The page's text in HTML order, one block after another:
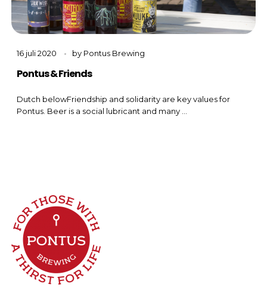
16 juli 2020 by Pontus Brewing
Pontus & Friends
Dutch belowFriendship and solidarity are key values for
Pontus. Beer is a social lubricant and many ...